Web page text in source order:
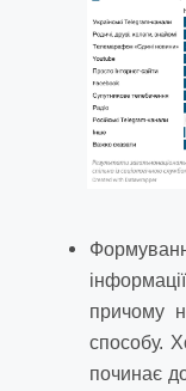
причому
способу.
починає